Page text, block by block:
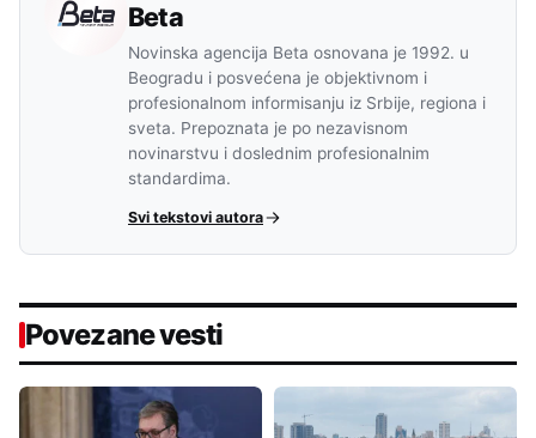
Beta
Novinska agencija Beta osnovana je 1992. u
Beogradu i posvećena je objektivnom i
profesionalnom informisanju iz Srbije, regiona i
sveta. Prepoznata je po nezavisnom
novinarstvu i doslednim profesionalnim
standardima.
Svi tekstovi autora
Povezane vesti